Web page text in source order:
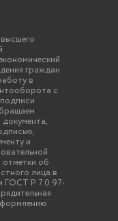
граждан
в
с
и
отметки об
лица в
ГОСТ Р 7.0.97-